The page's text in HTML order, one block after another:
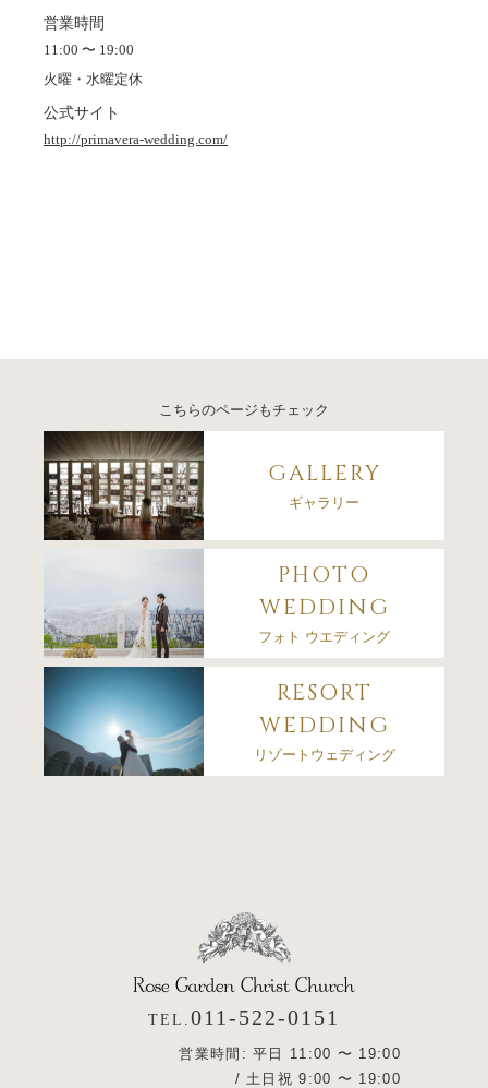
営業時間
11:00 〜 19:00
火曜・水曜定休
公式サイト
http://primavera-wedding.com/
こちらのページもチェック
GALLERY
ギャラリー
PHOTO
WEDDING
フォト ウエディング
RESORT
WEDDING
リゾートウェディング
TEL. 011-522-0151
営業時間: 平日 11:00 〜 19:00
/ 土日祝 9:00 〜 19:00